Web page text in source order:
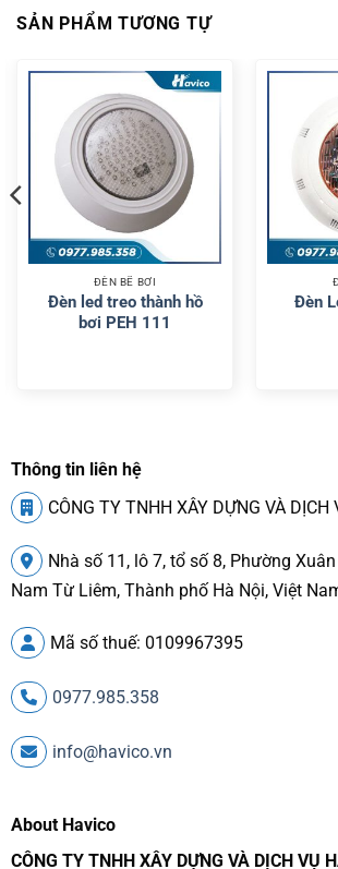
SẢN PHẨM TƯƠNG TỰ
ĐÈN BỂ BƠI
Đèn led treo thành hồ
bơi PEH 111
Đèn
Thông tin liên hệ
CÔNG TY TNHH XÂY DỰNG VÀ DỊCH
Nhà số 11, lô 7, tổ số 8, Phường
Nam Từ Liêm, Thành phố Hà Nội, Việt
Mã số thuế: 0109967395
0977.985.358
info@havico.vn
About Havico
CÔNG TY TNHH XÂY DỰNG VÀ DỊCH VỤ